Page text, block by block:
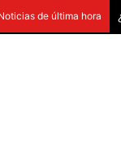
de última hora